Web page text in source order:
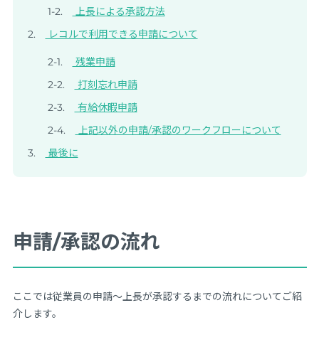
上長による承認方法
レコルで利用できる申請について
残業申請
打刻忘れ申請
有給休暇申請
上記以外の申請/承認のワークフローについて
最後に
申請/承認の流れ
ここでは従業員の申請～上長が承認するまでの流れについてご紹
介します。